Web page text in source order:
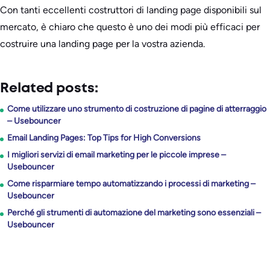
Con tanti eccellenti costruttori di landing page disponibili sul
mercato, è chiaro che questo è uno dei modi più efficaci per
costruire una landing page per la vostra azienda.
Related posts:
Come utilizzare uno strumento di costruzione di pagine di atterraggio
– Usebouncer
Email Landing Pages: Top Tips for High Conversions
I migliori servizi di email marketing per le piccole imprese –
Usebouncer
Come risparmiare tempo automatizzando i processi di marketing –
Usebouncer
Perché gli strumenti di automazione del marketing sono essenziali –
Usebouncer